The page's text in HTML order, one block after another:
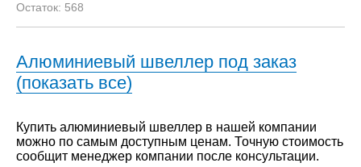
568
Алюминиевый швеллер под заказ
(показать все)
Купить алюминиевый швеллер в нашей компании
можно по самым доступным ценам. Точную стоимость
сообщит менеджер компании после консультации.